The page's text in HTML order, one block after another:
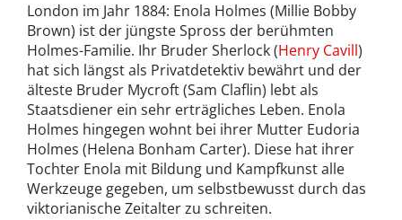
London im Jahr 1884: Enola Holmes (Millie Bobby
Brown) ist der jüngste Spross der berühmten
Holmes-Familie. Ihr Bruder Sherlock (Henry Cavill)
hat sich längst als Privatdetektiv bewährt und der
älteste Bruder Mycroft (Sam Claflin) lebt als
Staatsdiener ein sehr erträgliches Leben. Enola
Holmes hingegen wohnt bei ihrer Mutter Eudoria
Holmes (Helena Bonham Carter). Diese hat ihrer
Tochter Enola mit Bildung und Kampfkunst alle
Werkzeuge gegeben, um selbstbewusst durch das
viktorianische Zeitalter zu schreiten.